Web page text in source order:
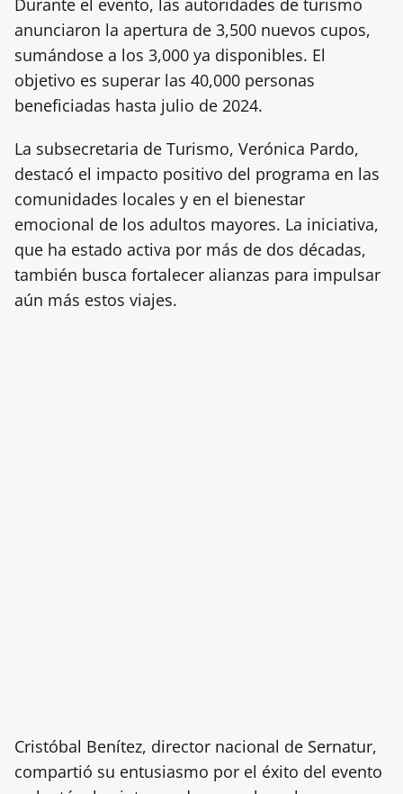
Durante el evento, las autoridades de turismo
anunciaron la apertura de 3,500 nuevos cupos,
sumándose a los 3,000 ya disponibles. El
objetivo es superar las 40,000 personas
beneficiadas hasta julio de 2024.
La subsecretaria de Turismo, Verónica Pardo,
destacó el impacto positivo del programa en las
comunidades locales y en el bienestar
emocional de los adultos mayores. La iniciativa,
que ha estado activa por más de dos décadas,
también busca fortalecer alianzas para impulsar
aún más estos viajes.
Cristóbal Benítez, director nacional de Sernatur,
compartió su entusiasmo por el éxito del evento